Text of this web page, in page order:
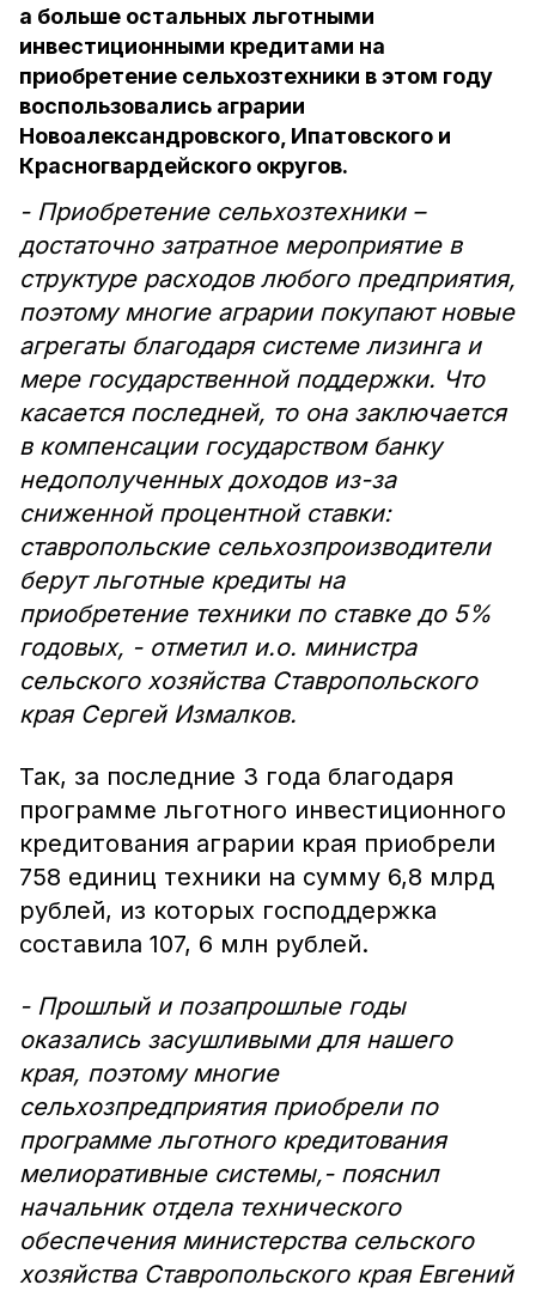
а больше остальных льготными
инвестиционными кредитами на
приобретение сельхозтехники в этом году
воспользовались аграрии
Новоалександровского, Ипатовского и
Красногвардейского округов.
- Приобретение сельхозтехники –
достаточно затратное мероприятие в
структуре расходов любого предприятия,
поэтому многие аграрии покупают новые
агрегаты благодаря системе лизинга и
мере государственной поддержки. Что
касается последней, то она заключается
в компенсации государством банку
недополученных доходов из-за
сниженной процентной ставки:
ставропольские сельхозпроизводители
берут льготные кредиты на
приобретение техники по ставке до 5%
годовых, - отметил и.о. министра
сельского хозяйства Ставропольского
края Сергей Измалков.
Так, за последние 3 года благодаря
программе льготного инвестиционного
кредитования аграрии края приобрели
758 единиц техники на сумму 6,8 млрд
рублей, из которых господдержка
составила 107, 6 млн рублей.
- Прошлый и позапрошлые годы
оказались засушливыми для нашего
края, поэтому многие
сельхозпредприятия приобрели по
программе льготного кредитования
мелиоративные системы,- пояснил
начальник отдела технического
обеспечения министерства сельского
хозяйства Ставропольского края Евгений